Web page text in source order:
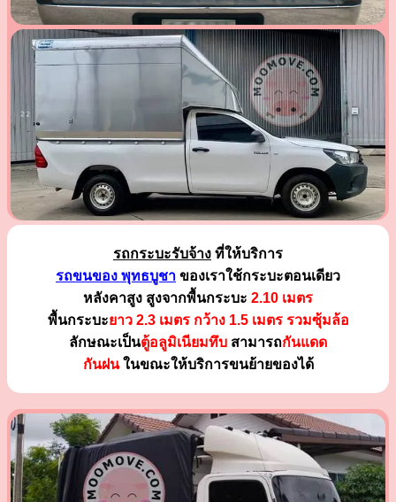
รถกระบะรับจ้าง ที่ให้บริการ
รถขนของ พุทธบูชา ของเราใช้กระบะตอนเดียว
หลังคาสูง สูงจากพื้นกระบะ 2.10 เมตร
พื้นกระบะยาว 2.3 เมตร กว้าง 1.5 เมตร รวมซุ้มล้อ
ลักษณะเป็นตู้อลูมิเนียมทึบ สามารถกันแดด
กันฝนในขณะให้บริการขนย้ายของได้